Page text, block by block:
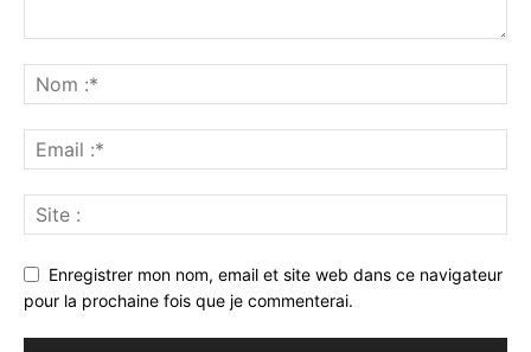
Enregistrer mon nom, email et site web dans ce navigateur
pour la prochaine fois que je commenterai.